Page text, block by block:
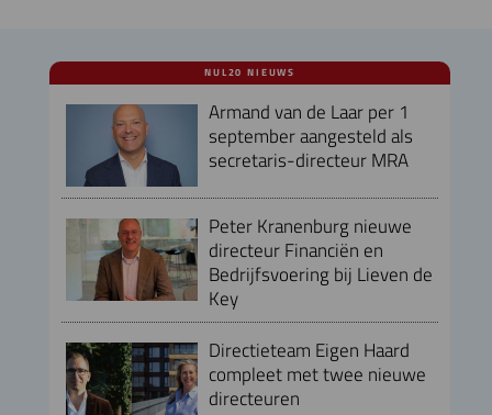
NUL20 NIEUWS
Armand van de Laar per 1
september aangesteld als
secretaris-directeur MRA
Peter Kranenburg nieuwe
directeur Financiën en
Bedrijfsvoering bij Lieven de
Key
Directieteam Eigen Haard
compleet met twee nieuwe
directeuren